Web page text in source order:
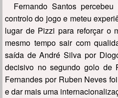
Fernando Santos
controlo do jogo e meteu
lugar de Pizzi para reforçar o
mesmo tempo sair com
saída de André Silva por
decisivo no segundo golo de
Fernandes por Ruben Neves
e dar mais uma